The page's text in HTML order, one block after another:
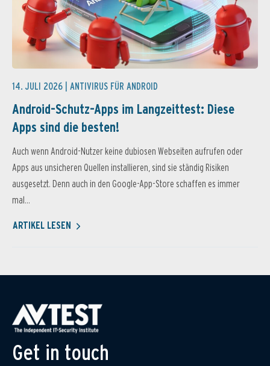
14. JULI 2026 | ANTIVIRUS FÜR ANDROID
Android-Schutz-Apps im Langzeittest: Diese
Apps sind die besten!
Auch wenn Android-Nutzer keine dubiosen Webseiten aufrufen oder
Apps aus unsicheren Quellen installieren, sind sie ständig Risiken
ausgesetzt. Denn auch in den Google-App-Store schaffen es immer
mal...
ARTIKEL LESEN
Get in touch